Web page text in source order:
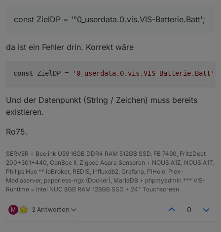
const labelSuffix = '%'; // bitte anpassen
const strongColors = true; // bitte anpassen
const boltPos = 100; // bitte anpassen
const ZielDP = '"0_userdata.0.vis.VIS-Batterie.Batt';
da ist ein Fehler drin. Korrekt wäre
const ZielDP = '0_userdata.0.vis.VIS-Batterie.Batt'
Und der Datenpunkt (String / Zeichen) muss bereits
existieren.
Ro75.
SERVER = Beelink U59 16GB DDR4 RAM 512GB SSD, FB 7490, FritzDect
200+301+440, ConBee II, Zigbee Aqara Sensoren + NOUS A1Z, NOUS A1T,
Philips Hue ** ioBroker, REDIS, influxdb2, Grafana, PiHole, Plex-
Mediaserver, paperless-ngx (Docker), MariaDB + phpmyadmin *** VIS-
Runtime = Intel NUC 8GB RAM 128GB SSD + 24" Touchscreen
M 2 Antworten 0